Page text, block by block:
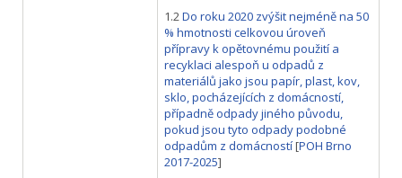
1.2Do roku 2020 zvýšit nejméně na 50
% hmotnosti celkovou úroveň
přípravy k opětovnému použití a
recyklaci alespoň u odpadů z
materiálů jako jsou papír, plast, kov,
sklo, pocházejících z domácností,
případně odpady jiného původu,
pokud jsou tyto odpady podobné
odpadům z domácností[POH Brno
2017-2025]